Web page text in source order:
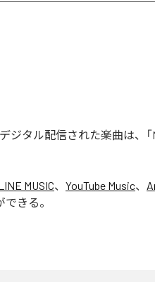
ジタル配信された楽曲は、「
MUSIC、 YouTube Music、
きる。